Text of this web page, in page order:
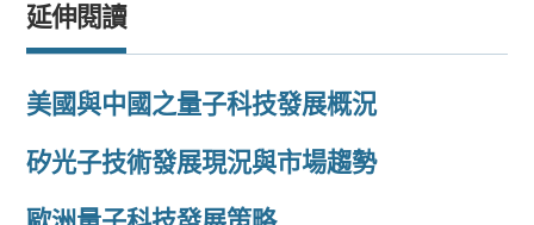
延伸閱讀
美國與中國之量子科技發展概況
矽光子技術發展現況與市場趨勢